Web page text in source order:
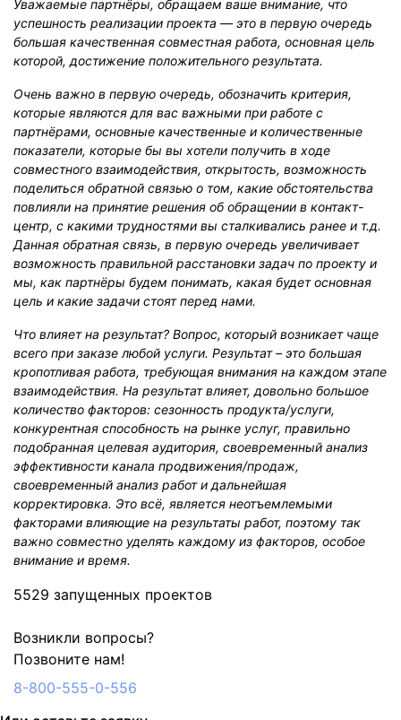
Уважаемые партнёры, обращаем ваше внимание, что
успешность реализации проекта — это в первую очередь
большая качественная совместная работа, основная цель
которой, достижение положительного результата.
Очень важно в первую очередь, обозначить критерия,
которые являются для вас важными при работе с
партнёрами, основные качественные и количественные
показатели, которые бы вы хотели получить в ходе
совместного взаимодействия, открытость, возможность
поделиться обратной связью о том, какие обстоятельства
повлияли на принятие решения об обращении в контакт-
центр, с какими трудностями вы сталкивались ранее и т.д.
Данная обратная связь, в первую очередь увеличивает
возможность правильной расстановки задач по проекту и
мы, как партнёры будем понимать, какая будет основная
цель и какие задачи стоят перед нами.
Что влияет на результат? Вопрос, который возникает чаще
всего при заказе любой услуги. Результат – это большая
кропотливая работа, требующая внимания на каждом этапе
взаимодействия. На результат влияет, довольно большое
количество факторов: сезонность продукта/услуги,
конкурентная способность на рынке услуг, правильно
подобранная целевая аудитория, своевременный анализ
эффективности канала продвижения/продаж,
своевременный анализ работ и дальнейшая
корректировка. Это всё, является неотъемлемыми
факторами влияющие на результаты работ, поэтому так
важно совместно уделять каждому из факторов, особое
внимание и время.
5529 запущенных проектов
Возникли вопросы?
Позвоните нам!
8-800-555-0-556